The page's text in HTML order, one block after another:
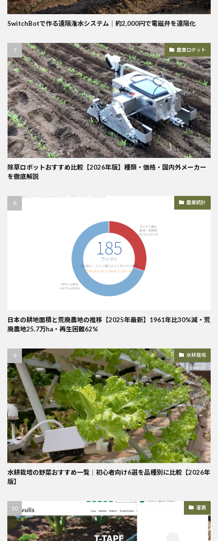
SwitchBotで作る遠隔潅水システム｜約2,000円で電磁弁を遠隔化
農業ロボット
除草ロボットおすすめ比較【2026年版】種類・価格・国内外メーカー
を徹底解説
農業統計
日本の耕地面積と荒廃農地の推移【2025年最新】1961年比30%減・荒
廃農地25.7万ha・再生困難62%
水耕栽培
水耕栽培の野菜おすすめ一覧｜初心者向け6選を品種別に比較【2026年
版】
灌漑